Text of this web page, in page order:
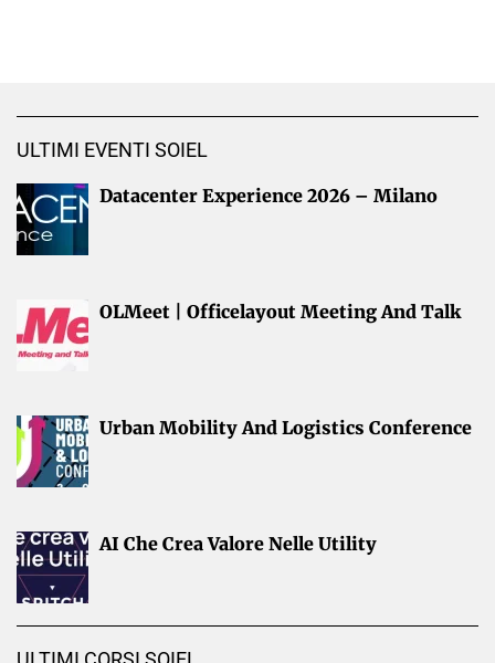
ULTIMI EVENTI SOIEL
Datacenter Experience 2026 – Milano
OLMeet | Officelayout Meeting And Talk
Urban Mobility And Logistics Conference
AI Che Crea Valore Nelle Utility